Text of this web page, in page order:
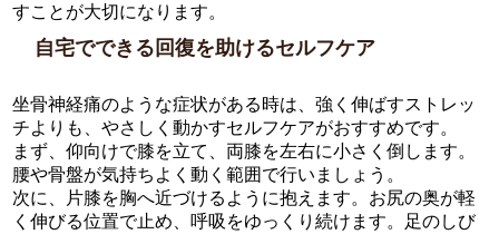
すことが大切になります。
自宅でできる回復を助けるセルフケア
坐骨神経痛のような症状がある時は、強く伸ばすストレッ
チよりも、やさしく動かすセルフケアがおすすめです。
まず、仰向けで膝を立て、両膝を左右に小さく倒します。
腰や骨盤が気持ちよく動く範囲で行いましょう。
次に、片膝を胸へ近づけるように抱えます。お尻の奥が軽
く伸びる位置で止め、呼吸をゆっくり続けます。足のしび